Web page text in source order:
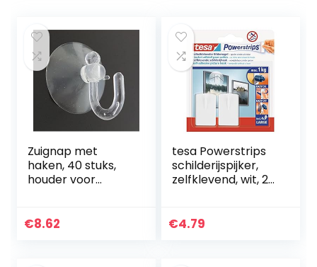
Zuignap met
haken, 40 stuks,
houder voor
lichtkettinghouder
€8.62
tesa Powerstrips
schilderijspijker,
zelfklevend, wit, 2
€4.79